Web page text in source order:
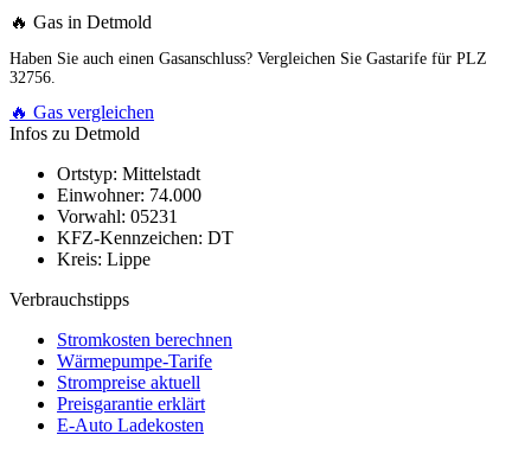
🔥 Gas in Detmold
Haben Sie auch einen Gasanschluss? Vergleichen Sie Gastarife für PLZ
32756.
🔥 Gas vergleichen
Infos zu Detmold
Ortstyp: Mittelstadt
Einwohner: 74.000
Vorwahl: 05231
KFZ-Kennzeichen: DT
Kreis: Lippe
Verbrauchstipps
Stromkosten berechnen
Wärmepumpe-Tarife
Strompreise aktuell
Preisgarantie erklärt
E-Auto Ladekosten